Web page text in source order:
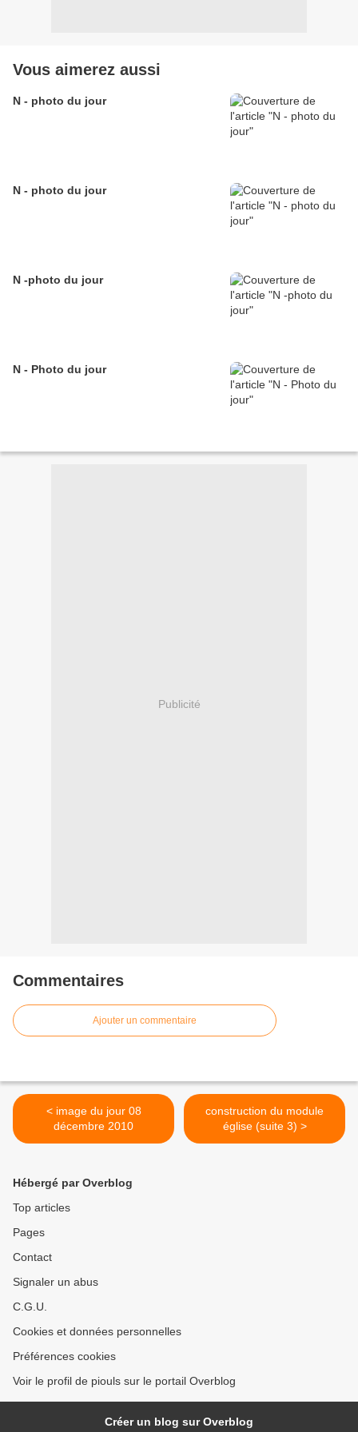
Vous aimerez aussi
N - photo du jour
N - photo du jour
N -photo du jour
N - Photo du jour
Publicité
Commentaires
Ajouter un commentaire
< image du jour 08
décembre 2010
construction du module
église (suite 3) >
Hébergé par Overblog
Top articles
Pages
Contact
Signaler un abus
C.G.U.
Cookies et données personnelles
Préférences cookies
Voir le profil de piouls sur le portail Overblog
Créer un blog sur Overblog